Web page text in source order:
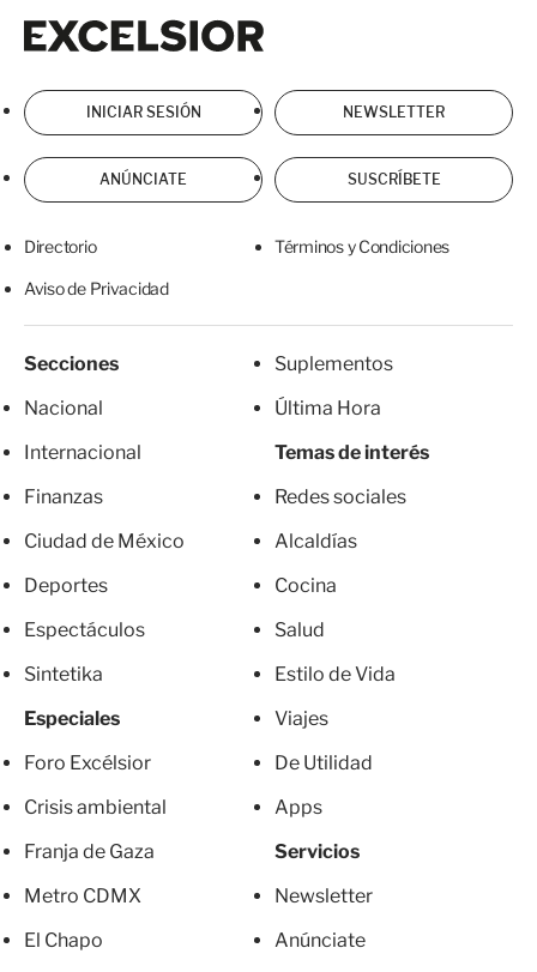
INICIAR SESIÓN NEWSLETTER
ANÚNCIATE SUSCRÍBETE
Directorio Términos y Condiciones
Aviso de Privacidad
Secciones
Nacional
Internacional
Finanzas
Ciudad de México
Deportes
Espectáculos
Sintetika
Especiales
Foro Excélsior
Crisis ambiental
Franja de Gaza
Metro CDMX
El Chapo
Suplementos
Última Hora
Temas de interés
Redes sociales
Alcaldías
Cocina
Salud
Estilo de Vida
Viajes
De Utilidad
Apps
Servicios
Newsletter
Anúnciate